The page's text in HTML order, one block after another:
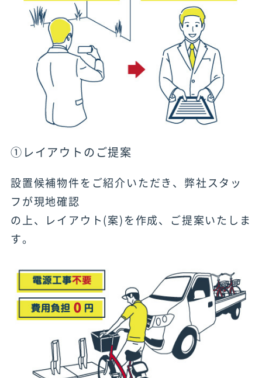
①レイアウトのご提案
設置候補物件をご紹介いただき、弊社スタッ
フが現地確認
の上、レイアウト(案)を作成、ご提案いたしま
す。